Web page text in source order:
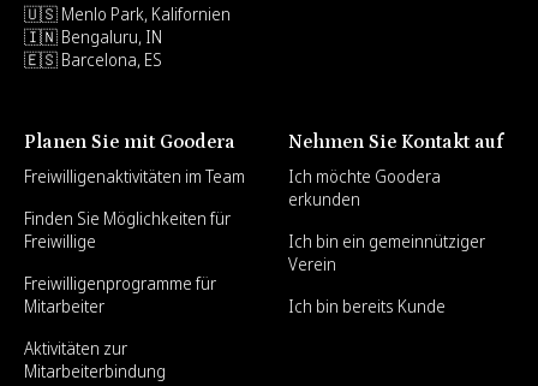
🇺🇸 Menlo Park, Kalifornien
🇮🇳 Bengaluru, IN
🇪🇸 Barcelona, ES
Planen Sie mit Goodera
Freiwilligenaktivitäten im Team
Finden Sie Möglichkeiten für
Freiwillige
Freiwilligenprogramme für
Mitarbeiter
Aktivitäten zur
Mitarbeiterbindung
Nehmen Sie Kontakt auf
Ich möchte Goodera
erkunden
Ich bin ein gemeinnütziger
Verein
Ich bin bereits Kunde